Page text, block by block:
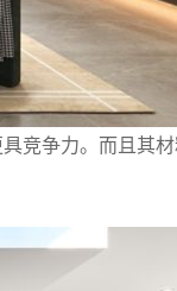
竞争力。而且其